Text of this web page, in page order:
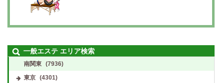
一般エステ エリア検索
南関東 (7936)
東京 (4301)